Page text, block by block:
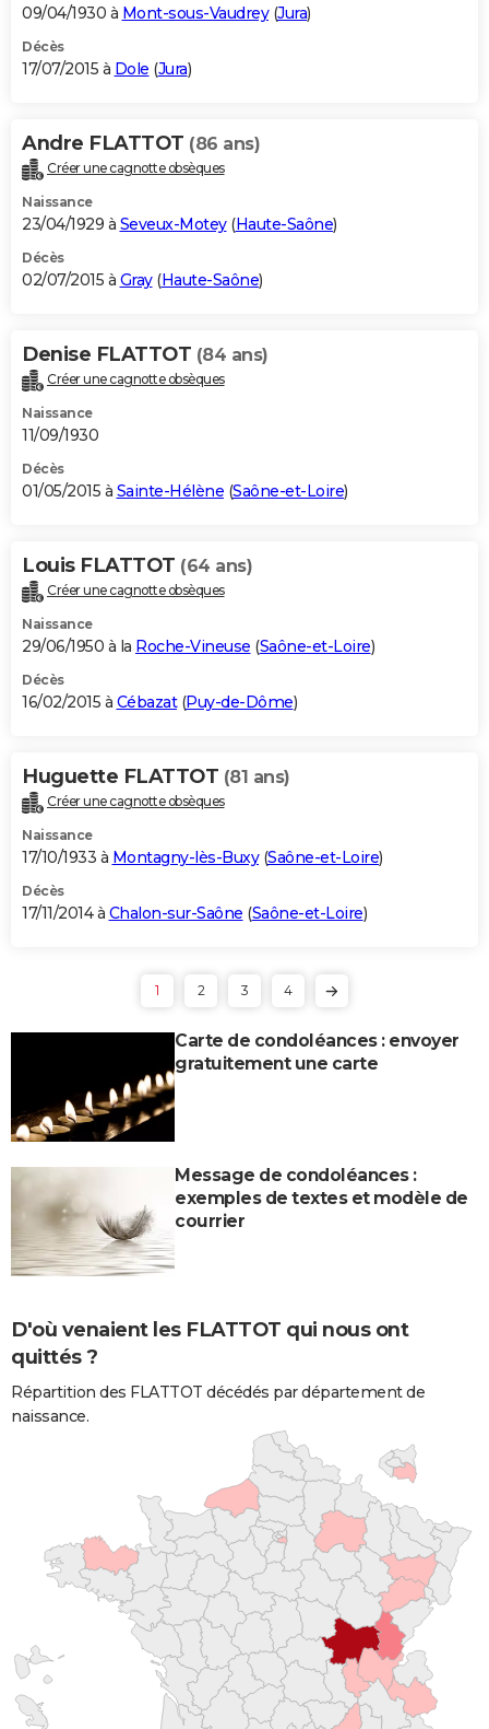
09/04/1930 à Mont-sous-Vaudrey(Jura)
Décès
17/07/2015 à Dole (Jura)
Andre FLATTOT (86 ans)
Créer une cagnotte obsèques
Naissance
23/04/1929 à Seveux-Motey(Haute-Saône)
Décès
02/07/2015 à Gray(Haute-Saône)
Denise FLATTOT (84 ans)
Créer une cagnotte obsèques
Naissance
11/09/1930
Décès
01/05/2015 à Sainte-Hélène (Saône-et-Loire)
Louis FLATTOT (64 ans)
Créer une cagnotte obsèques
Naissance
29/06/1950 à la Roche-Vineuse (Saône-et-Loire)
Décès
16/02/2015 à Cébazat(Puy-de-Dôme)
Huguette FLATTOT (81 ans)
Créer une cagnotte obsèques
Naissance
17/10/1933 à Montagny-lès-Buxy(Saône-et-Loire)
Décès
17/11/2014 à Chalon-sur-Saône (Saône-et-Loire)
1 2 3 4
Carte de condoléances : envoyer
gratuitement une carte
Message de condoléances :
exemples de textes et modèle de
courrier
D'où venaient les FLATTOT qui nous ont
quittés ?
Répartition des FLATTOT décédés par département de
naissance.